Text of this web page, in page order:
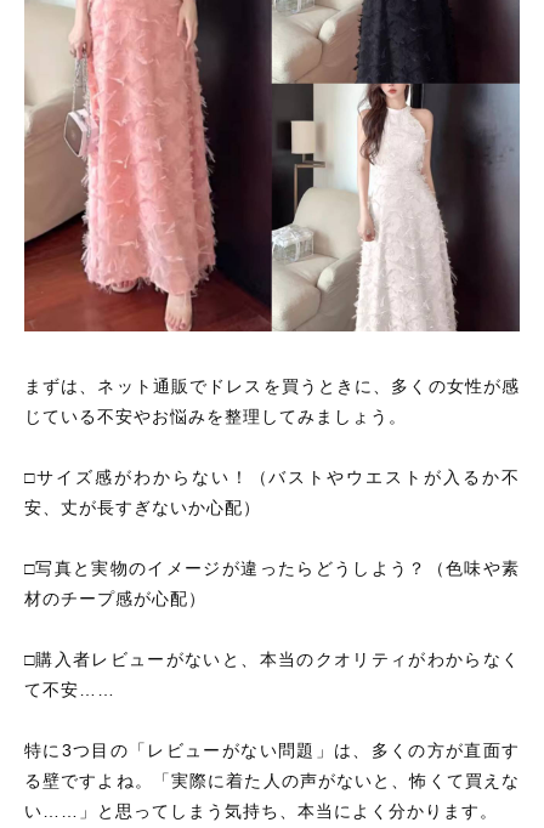
まずは、ネット通販でドレスを買うときに、多くの女性が感
じている不安やお悩みを整理してみましょう。
□サイズ感がわからない！（バストやウエストが入るか不
安、丈が長すぎないか心配）
□写真と実物のイメージが違ったらどうしよう？（色味や素
材のチープ感が心配）
□購入者レビューがないと、本当のクオリティがわからなく
て不安……
特に3つ目の「レビューがない問題」は、多くの方が直面す
る壁ですよね。「実際に着た人の声がないと、怖くて買えな
い……」と思ってしまう気持ち、本当によく分かります。